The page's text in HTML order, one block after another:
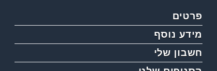
פרטים
מידע נוסף
חשבון שלי